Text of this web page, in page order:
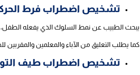
تشخيص اضطراب فرط
يبحث الطبيب عن نمط السلوك الذي يفعله الطفل،
كما يطلب التعليق من الآباء والمعلمين والمقربين
تشخيص اضطراب طيف